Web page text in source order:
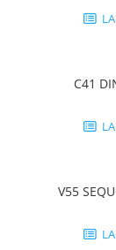
C41
V55